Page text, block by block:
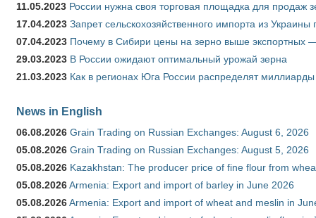
11.05.2023 России нужна своя торговая площадка для продаж
17.04.2023 Запрет сельскохозяйственного импорта из
07.04.2023 Почему в Сибири цены на зерно выше экспортных
29.03.2023 В России ожидают оптимальный урожай зерна
21.03.2023 Как в регионах Юга России распределят
News in English
06.08.2026 Grain Trading on Russian Exchanges: August 6, 2026
05.08.2026 Grain Trading on Russian Exchanges: August 5, 2026
05.08.2026 Kazakhstan: The producer price of fine flour from
05.08.2026Armenia: Export and import of barley in June 2026
05.08.2026Armenia: Export and import of wheat and meslin in